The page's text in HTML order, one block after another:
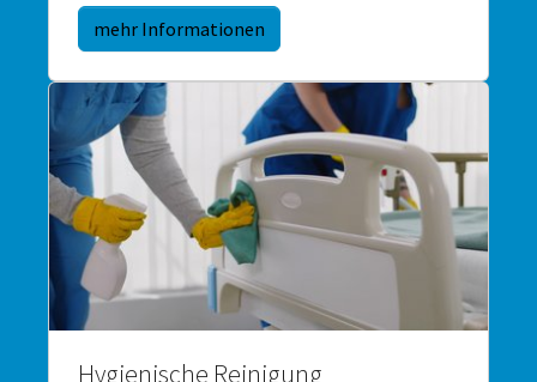
mehr Informationen
Hygienische Reinigung